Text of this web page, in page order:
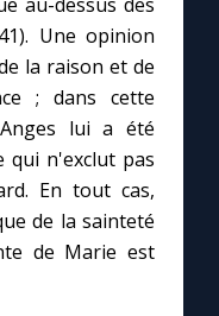
Une opinion
la raison et de
; dans cette
lui a été
qui n'exclut pas
En tout cas,
de la sainteté
de Marie est